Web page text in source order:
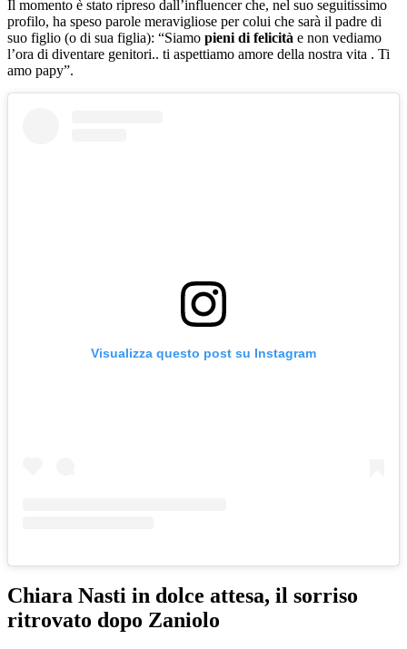
Il momento è stato ripreso dall’influencer che, nel suo seguitissimo
profilo, ha speso parole meravigliose per colui che sarà il padre di
suo figlio (o di sua figlia): “Siamo pieni di felicità e non vediamo
l’ora di diventare genitori.. ti aspettiamo amore della nostra vita . Ti
amo papy”.
Visualizza questo post su Instagram
Chiara Nasti in dolce attesa, il sorriso
ritrovato dopo Zaniolo